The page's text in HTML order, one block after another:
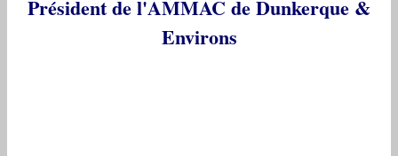
Président de l'AMMAC de Dunkerque &
Environs